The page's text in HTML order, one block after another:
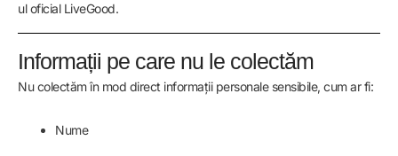
ul oficial LiveGood.
Informații pe care nu le colectăm
Nu colectăm în mod direct informații personale sensibile, cum ar fi:
Nume